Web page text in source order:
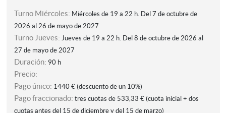
Turno Miércoles: Miércoles de 19 a 22 h. Del 7 de octubre de
2026 al 26 de mayo de 2027
Turno Jueves: Jueves de 19 a 22 h. Del 8 de octubre de 2026 al
27 de mayo de 2027
Duración: 90 h
Precio:
Pago único: 1440 € (descuento de un 10%)
Pago fraccionado: tres cuotas de 533,33 € (cuota inicial + dos
cuotas antes del 15 de diciembre y del 15 de marzo)